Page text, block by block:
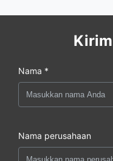
Nama *
Nama perusahaan